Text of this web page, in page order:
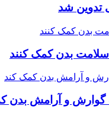
تدوین شد
سلامت بدن کمک کنند
گوارش و آرامش بدن